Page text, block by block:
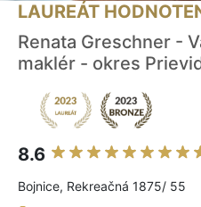
LAUREÁT
Renata Greschner -
maklér - okres
8.6
Bojnice, Rekreačná 1875/ 55